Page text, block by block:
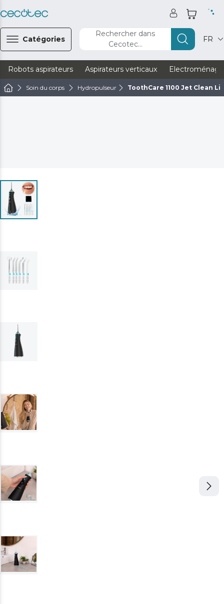
Catégories
Rechercher dans
Cecotec...
FR
Robots aspirateurs Aspirateurs verticaux
Soin du corps Hydropulseur ToothCare 1100 Jet Clean